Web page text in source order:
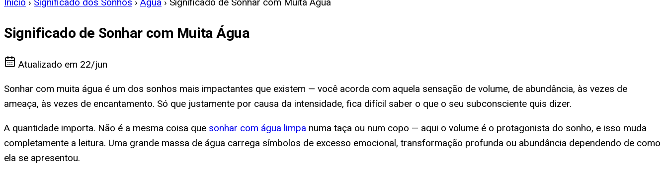
Significado de Sonhar com Muita Água
Atualizado em 22/jun
Sonhar com muita água é um dos sonhos mais impactantes que existem — você acorda com aquela sensação de volume, de abundância, às vezes de
ameaça, às vezes de encantamento. Só que justamente por causa da intensidade, fica difícil saber o que o seu subconsciente quis dizer.
A quantidade importa. Não é a mesma coisa que sonhar com água limpa numa taça ou num copo — aqui o volume é o protagonista do sonho, e isso muda
completamente a leitura. Uma grande massa de água carrega símbolos de excesso emocional, transformação profunda ou abundância dependendo de como
ela se apresentou.